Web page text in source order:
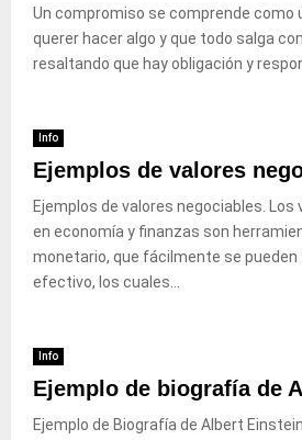
Un compromiso se comprende como
querer hacer algo y que todo salga
resaltando que hay obligación y
Info
Ejemplos de valores
Ejemplos de valores negociables. Los
en economía y finanzas son
monetario, que fácilmente se
efectivo, los cuales...
Info
Ejemplo de biografía de
Ejemplo de Biografía de Albert